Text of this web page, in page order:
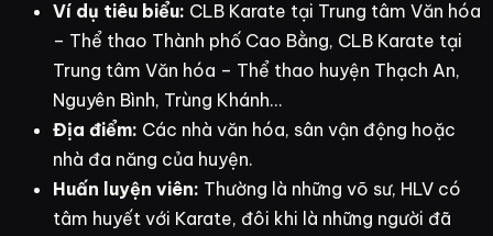
Ví dụ tiêu biểu: CLB Karate tại Trung tâm Văn hóa
– Thể thao Thành phố Cao Bằng, CLB Karate tại
Trung tâm Văn hóa – Thể thao huyện Thạch An,
Nguyên Bình, Trùng Khánh…
Địa điểm: Các nhà văn hóa, sân vận động hoặc
nhà đa năng của huyện.
Huấn luyện viên: Thường là những võ sư, HLV có
tâm huyết với Karate, đôi khi là những người đã